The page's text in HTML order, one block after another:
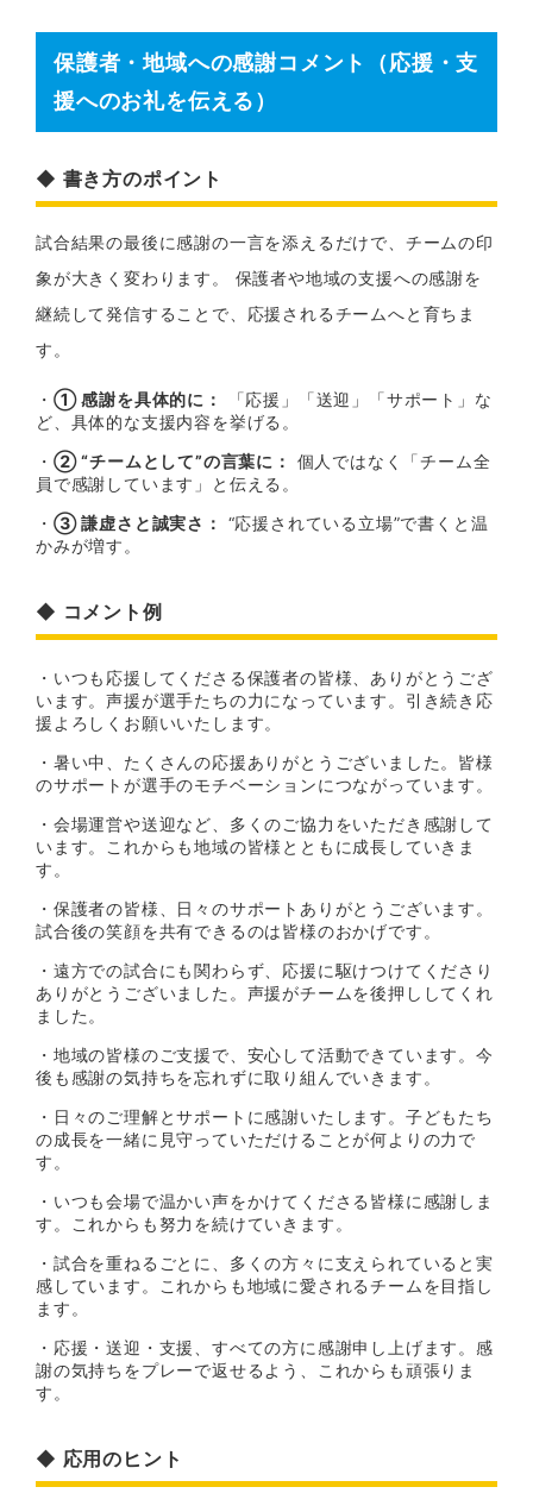
保護者・地域への感謝コメント（応援・支
援へのお礼を伝える）
◆ 書き方のポイント
試合結果の最後に感謝の一言を添えるだけで、チームの印
象が大きく変わります。 保護者や地域の支援への感謝を
継続して発信することで、応援されるチームへと育ちま
す。
・ ① 感謝を具体的に：
「応援」「送迎」「サポート」な
ど、具体的な支援内容を挙げる。
・ ② “チームとして”の言葉に：
個人ではなく「チーム全
員で感謝しています」と伝える。
・ ③ 謙虚さと誠実さ：
“応援されている立場”で書くと温
かみが増す。
◆ コメント例
・いつも応援してくださる保護者の皆様、ありがとうござ
います。声援が選手たちの力になっています。引き続き応
援よろしくお願いいたします。
・暑い中、たくさんの応援ありがとうございました。皆様
のサポートが選手のモチベーションにつながっています。
・会場運営や送迎など、多くのご協力をいただき感謝して
います。これからも地域の皆様とともに成長していきま
す。
・保護者の皆様、日々のサポートありがとうございます。
試合後の笑顔を共有できるのは皆様のおかげです。
・遠方での試合にも関わらず、応援に駆けつけてくださり
ありがとうございました。声援がチームを後押ししてくれ
ました。
・地域の皆様のご支援で、安心して活動できています。今
後も感謝の気持ちを忘れずに取り組んでいきます。
・日々のご理解とサポートに感謝いたします。子どもたち
の成長を一緒に見守っていただけることが何よりの力で
す。
・いつも会場で温かい声をかけてくださる皆様に感謝しま
す。これからも努力を続けていきます。
・試合を重ねるごとに、多くの方々に支えられていると実
感しています。これからも地域に愛されるチームを目指し
ます。
・応援・送迎・支援、すべての方に感謝申し上げます。感
謝の気持ちをプレーで返せるよう、これからも頑張りま
す。
◆ 応用のヒント